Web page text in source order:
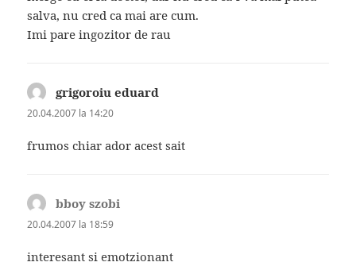
salva, nu cred ca mai are cum.
Imi pare ingozitor de rau
grigoroiu eduard
20.04.2007 la 14:20
frumos chiar ador acest sait
bboy szobi
20.04.2007 la 18:59
interesant si emotzionant